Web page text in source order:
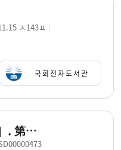
ㅈ143ㅍ
국회전자도서관
金連俊歌曲集 ［녹음자료］. 第六輯 / 김연준 작곡